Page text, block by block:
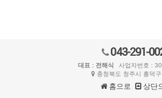
043-291-
대표 : 전해식
사업자번호 :
충청북도 청주시 흥덕
홈으로 상단